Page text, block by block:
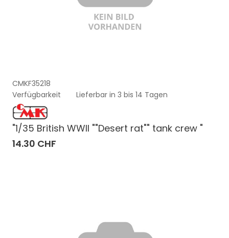
CMKF35218
Verfügbarkeit
Lieferbar in 3 bis 14 Tagen
"1/35 British WWII ""Desert rat"" tank crew "
14.30 CHF